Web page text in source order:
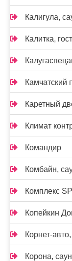
Калигула,
Калитка,
Камчатский
Каретный
Климат
Командир
Комбайн,
Комплекс
Копейкин
Корнет-
Корона,